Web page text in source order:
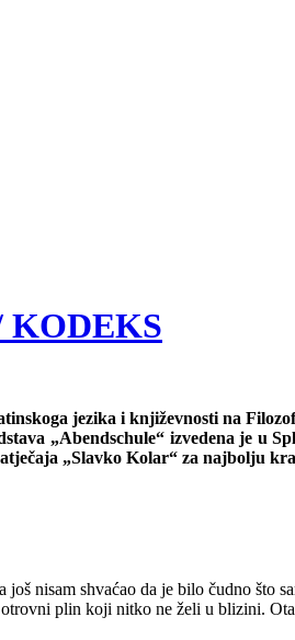
KODEKS
jezika i književnosti na
„Abendschule“ izvedena je u
„Slavko Kolar“ za najbolju
nisam shvaćao da je bilo čudno što
plin koji nitko ne želi u blizini.